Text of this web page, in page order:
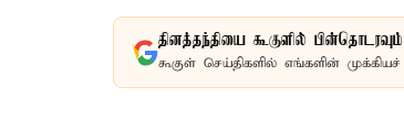
தினத்தந்தியை கூகுளில் பின்தொடரவும்
கூகுள் செய்திகளில் எங்களின்